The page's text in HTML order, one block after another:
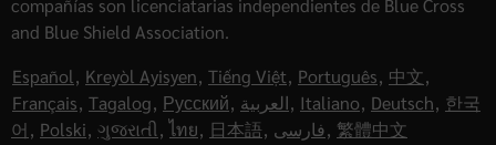
compañías son licenciatarias independientes de Blue Cross
and Blue Shield Association.
Español, Kreyòl Ayisyen, Tiếng Việt, Português, 中文,
Français, Tagalog, Русский, العربية, Italiano, Deutsch, 한국
어, Polski, ગુજરાતી, ไทย, 日本語, فارسی, 繁體中文